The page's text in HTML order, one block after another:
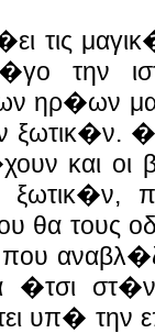
τις
την
ηρ�ων
και οι
ξωτικ�ν,
θα τους
υπ� την